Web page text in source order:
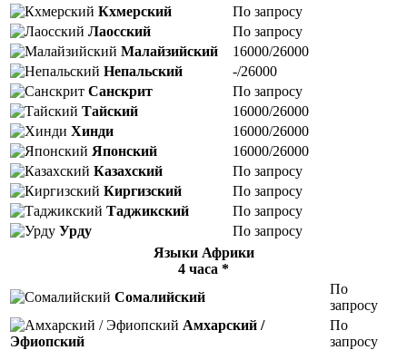
Кхмерский
По запросу
Лаосский
По запросу
Малайзийский
16000/26000
Непальский
-/26000
Санскрит
По запросу
Тайский
16000/26000
Хинди
16000/26000
Японский
16000/26000
Казахский
По запросу
Киргизский
По запросу
Таджикский
По запросу
Урду
По запросу
Языки Африки
4 часа *
Сомалийский
По
запросу
Амхарский /
Эфиопский
По
запросу